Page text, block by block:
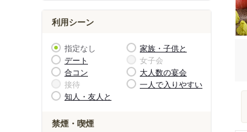
利用シーン
指定なし
家族・子供と
デート
女子会
合コン
大人数の宴会
接待
一人で入りやすい
知人・友人と
禁煙・喫煙